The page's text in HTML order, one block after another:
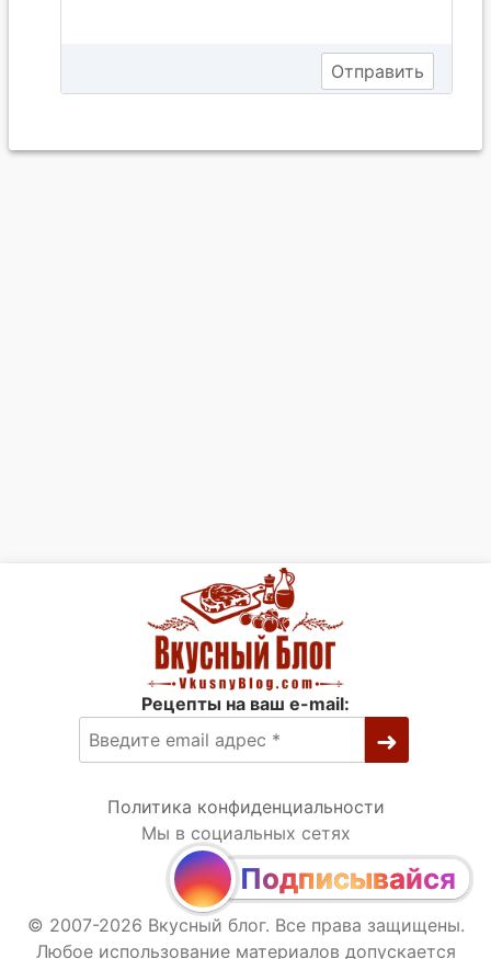
Рецепты на ваш e-mail:
Политика конфиденциальности
Мы в социальных сетях
Подписывайся
© 2007-2026 Вкусный блог. Все права защищены.
Любое использование материалов допускается